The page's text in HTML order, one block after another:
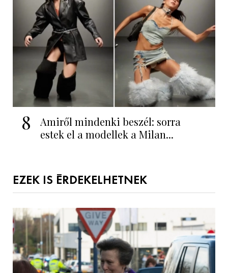
8
Amiről mindenki beszél: sorra
estek el a modellek a Milan...
EZEK IS ÉRDEKELHETNEK